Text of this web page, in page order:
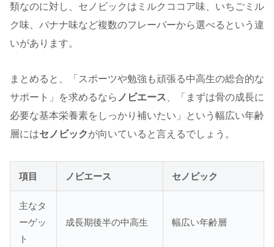
類なのに対し、セノビックはミルクココア味、いちごミル
ク味、バナナ味など複数のフレーバーから選べるという違
いがあります。
まとめると、「スポーツや勉強も頑張る中高生の総合的な
サポート」を求めるなら ノビエース、「まずは骨の成長に
必要な基本栄養素をしっかり補いたい」という幅広い年齢
層にはセノビックが向いていると言えるでしょう。
項目 ノビエース セノビック
主なタ
ーゲッ
ト
成長期後半の中高生 幅広い年齢層